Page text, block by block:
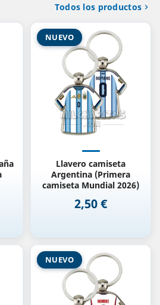
Llavero camiseta
Argentina (Primera
camiseta Mundial 2026)
Precio
2,50 €
NUEVO
NUEVO
Todos los productos 